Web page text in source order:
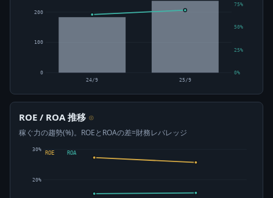
0
100
200
0%
25%
50%
75%
24/9 25/9
ROE / ROA 推移 ⊙
稼ぐ力の趨勢(%)。ROEとROAの差=財務レバレッジ
20%
30%
ROE ROA